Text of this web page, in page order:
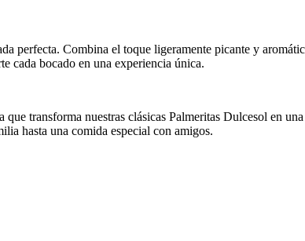
perfecta. Combina el toque ligeramente picante y
cada bocado en una experiencia única.
transforma nuestras clásicas Palmeritas Dulcesol en
hasta una comida especial con amigos.